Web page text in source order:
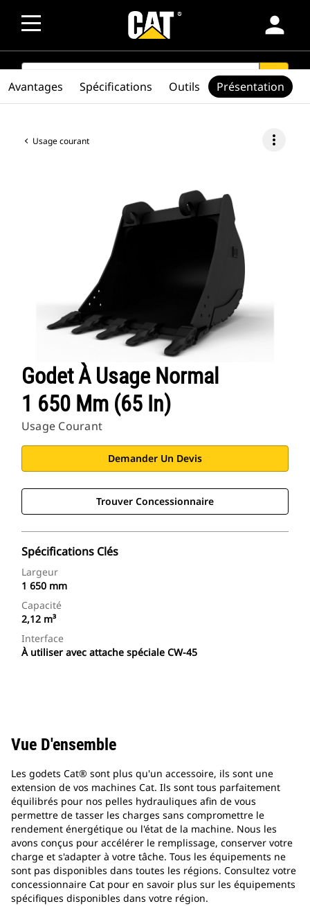
person
SEARCH search
Usage courant more_vert
Godet À Usage Normal
1 650 Mm (65 In)
Usage Courant
Demander Un Devis
Trouver Concessionnaire
Spécifications Clés
Largeur
1 650 mm
Capacité
2,12 m³
Interface
À utiliser avec attache spéciale CW-45
Avantages Spécifications Outils Présentation
Vue D'ensemble
Les godets Cat® sont plus qu'un accessoire, ils sont une
extension de vos machines Cat. Ils sont tous parfaitement
équilibrés pour nos pelles hydrauliques afin de vous
permettre de tasser les charges sans compromettre le
rendement énergétique ou l'état de la machine. Nous les
avons conçus pour accélérer le remplissage, conserver votre
charge et s'adapter à votre tâche. Tous les équipements ne
sont pas disponibles dans toutes les régions. Consultez votre
concessionnaire Cat pour en savoir plus sur les équipements
spécifiques disponibles dans votre région.